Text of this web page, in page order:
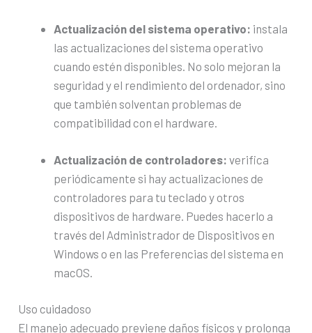
Actualización del sistema operativo: instala
las actualizaciones del sistema operativo
cuando estén disponibles. No solo mejoran la
seguridad y el rendimiento del ordenador, sino
que también solventan problemas de
compatibilidad con el hardware.
Actualización de controladores:verifica
periódicamente si hay actualizaciones de
controladores para tu teclado y otros
dispositivos de hardware. Puedes hacerlo a
través del Administrador de Dispositivos en
Windows o en las Preferencias del sistema en
macOS.
Uso cuidadoso
El manejo adecuado previene daños físicos y prolonga